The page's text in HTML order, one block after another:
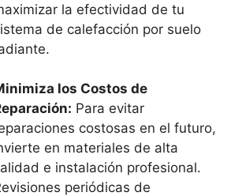
la efectividad de tu
de calefacción por suelo
los Costos de
Para evitar
costosas en el futuro,
en materiales de alta
e instalación profesional.
periódicas de